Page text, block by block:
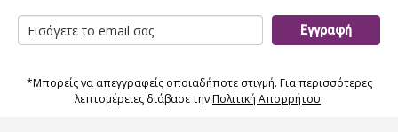
Εγγραφή
*Μπορείς να απεγγραφείς οποιαδήποτε στιγμή. Για περισσότερες
λεπτομέρειες διάβασε τηνΠολιτική Απορρήτου.